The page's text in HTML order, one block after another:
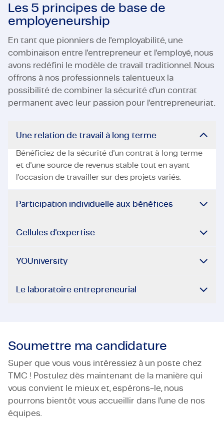
Les 5 principes de base de
employeneurship
En tant que pionniers de l'employabilité, une
combinaison entre l'entrepreneur et l'employé, nous
avons redéfini le modèle de travail traditionnel. Nous
offrons à nos professionnels talentueux la
possibilité de combiner la sécurité d'un contrat
permanent avec leur passion pour l'entrepreneuriat.
Une relation de travail à long terme
Bénéficiez de la sécurité d'un contrat à long terme
et d'une source de revenus stable tout en ayant
l'occasion de travailler sur des projets variés.
Participation individuelle aux bénéfices
Cellules d'expertise
YOUniversity
Le laboratoire entrepreneurial
Soumettre ma candidature
Super que vous vous intéressiez à un poste chez
TMC ! Postulez dès maintenant de la manière qui
vous convient le mieux et, espérons-le, nous
pourrons bientôt vous accueillir dans l'une de nos
équipes.